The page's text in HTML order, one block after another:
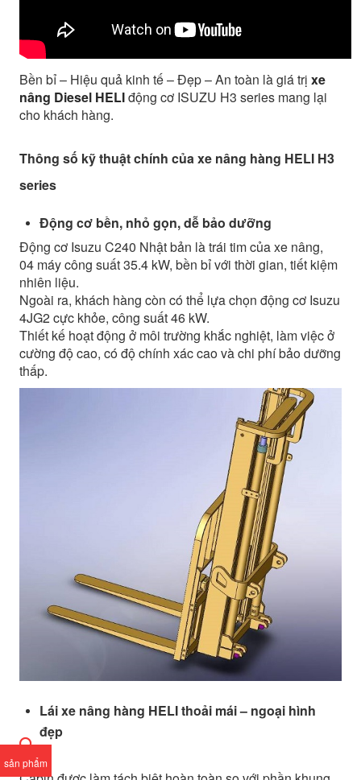
sản phẩm
Bền bỉ – Hiệu quả kinh tế – Đẹp – An toàn là giá trị xe
nâng Diesel HELIđộng cơ ISUZU H3 series mang lại
cho khách hàng.
Thông số kỹ thuật chính của xe nâng hàng HELI H3
series
Động cơ bền, nhỏ gọn, dễ bảo dưỡng
Động cơ Isuzu C240 Nhật bản là trái tim của xe nâng,
04 máy công suất 35.4 kW, bền bỉ với thời gian, tiết kiệm
nhiên liệu.
Ngoài ra, khách hàng còn có thể lựa chọn động cơ Isuzu
4JG2 cực khỏe, công suất 46 kW.
Thiết kế hoạt động ở môi trường khắc nghiệt, làm việc ở
cường độ cao, có độ chính xác cao và chi phí bảo dưỡng
thấp.
Lái xe nâng hàng HELI thoải mái – ngoại hình
đẹp